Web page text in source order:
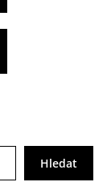
Hledat